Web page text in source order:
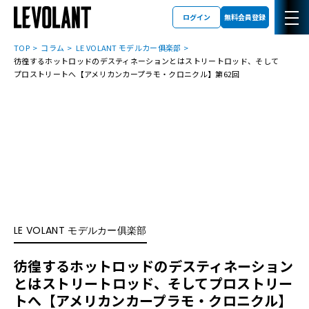
ログイン 無料会員登録
TOP コラム
LE VOLANT モデルカー俱楽部
彷徨するホットロッドのデスティネーションとは――ストリートロッド、そして
プロストリートへ【アメリカンカープラモ・クロニクル】第62回
LE VOLANT モデルカー俱楽部
彷徨するホットロッドのデスティネーション
とは――ストリートロッド、そしてプロストリー
トへ【アメリカンカープラモ・クロニクル】